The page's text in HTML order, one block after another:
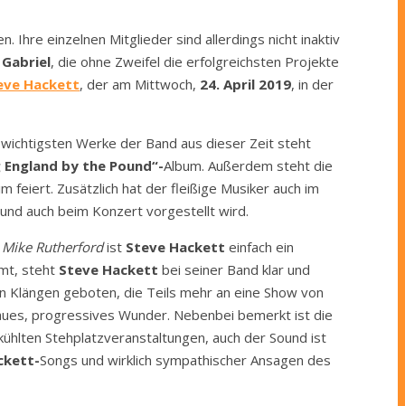
Ihre einzelnen Mitglieder sind allerdings nicht inaktiv
, die ohne Zweifel die erfolgreichsten Projekte
Hackett, der am Mittwoch, 24. April 2019, in der
Werke der Band aus dieser Zeit steht
England by the Pound“-Album. Außerdem steht die
feiert. Zusätzlich hat der fleißige Musiker auch im
und auch beim Konzert vorgestellt wird.
Mike Rutherfordist Steve Hackett einfach ein
steht Steve Hackett bei seiner Band klar und
geboten, die Teils mehr an eine Show von
progressives Wunder. Nebenbei bemerkt ist die
Stehplatzveranstaltungen, auch der Sound ist
Songs und wirklich sympathischer Ansagen des